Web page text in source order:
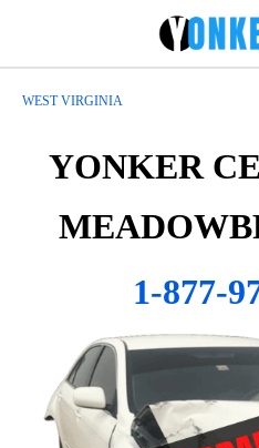
WEST VIRGINIA
YONKER
1-877-